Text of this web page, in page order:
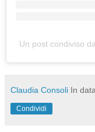
Un post condiviso
Claudia Consoli In
Condividi